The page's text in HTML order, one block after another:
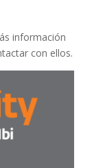
información
con ellos.